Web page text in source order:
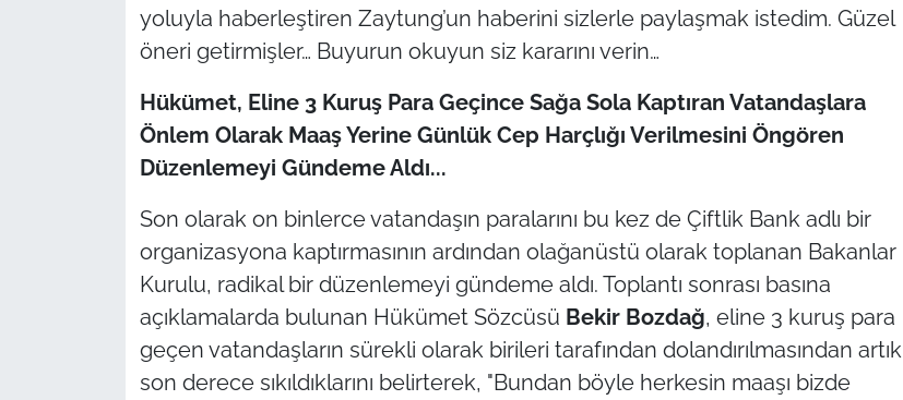
yoluyla haberleştiren Zaytung’un haberini sizlerle paylaşmak istedim. Güzel
öneri getirmişler… Buyurun okuyun siz kararını verin…
Hükümet, Eline 3 Kuruş Para Geçince Sağa Sola Kaptıran Vatandaşlara
Önlem Olarak Maaş Yerine Günlük Cep Harçlığı Verilmesini Öngören
Düzenlemeyi Gündeme Aldı...
Son olarak on binlerce vatandaşın paralarını bu kez de Çiftlik Bank adlı bir
organizasyona kaptırmasının ardından olağanüstü olarak toplanan Bakanlar
Kurulu, radikal bir düzenlemeyi gündeme aldı. Toplantı sonrası basına
açıklamalarda bulunan Hükümet Sözcüsü Bekir Bozdağ, eline 3 kuruş para
geçen vatandaşların sürekli olarak birileri tarafından dolandırılmasından artık
son derece sıkıldıklarını belirterek, "Bundan böyle herkesin maaşı bizde
TEKİRDAĞ
KIRKLARELİ
ÇANAKKALE
TÜRKİYE